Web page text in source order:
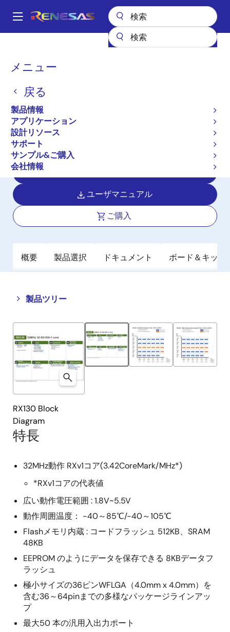
ン
Main
メニュー
戻る
製品情報
アプリケーション
設計リソース
サポート
サンプル&ご購入
会社情報
パ
く
ず
マイクロコントローラとマイクロプロセッサ
RX130
アクティブ
タッチキー機能強化、5V 対応高性能・
高コストパフォーマンス 32 ビットマ
イクロコントローラ
ユーザマニュアル
ご購入
概要 製品選択 ドキュメント ボード＆キット
製品ツリー
Close
tree
menu
Open
tree
menu
特長
32MHz動作 RXv1コア(3.42CoreMark/MHz*)
*RXv1コアの代表値
広い動作電圧範囲 : 1.8V~5.5V
動作周囲温度： -40～85℃/-40～105℃
Flashメモリ内蔵 : コードフラッシュ 512KB、SRAM
48KB
EEPROM のようにデータを保存できる 8KBデータフ
ラッシュ
極小サイズの36ピンWFLGA（4.0mm x 4.0mm）を
含む36～64pinまでの多様なパッケージラインアッ
プ
最大50 本の汎用入出力ポート
RX130 Block
Diagram